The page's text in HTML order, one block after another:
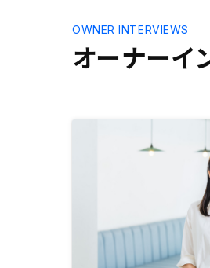
オーナーイ
OWNER INTERVIEWS